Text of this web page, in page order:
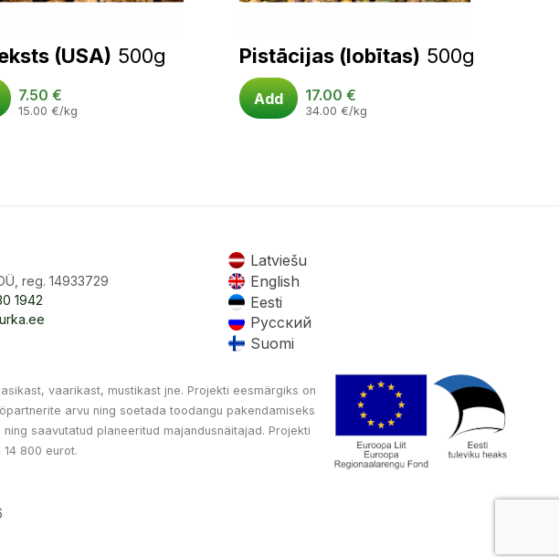
(USA) 500g
7.50 €
15.00 €/kg
Pistācijas (lobītas) 500g
Add 17.00 €
34.00 €/kg
reg. 14933729
1942
Latviešu
English
Eesti
Русский
Suomi
vaarikast, mustikast jne. Projekti eesmärgiks on
arvu ning soetada toodangu pakendamiseks
saavutatud planeeritud majandusnäitajad. Projekti
800 eurot.